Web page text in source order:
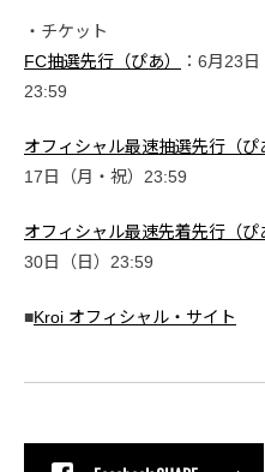
・チケット
FC抽選先行（ぴあ）
：6月23
23:59
オフィシャル最速抽選先行（ぴ
17日（月・祝）23:59
オフィシャル最速先着先行（ぴ
30日（日）23:59
■Kroi オフィシャル・サイト